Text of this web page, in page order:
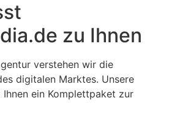
zu Ihnen
verstehen wir die
digitalen Marktes. Unsere
ein Komplettpaket zur